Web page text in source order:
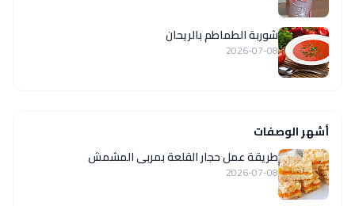
شوربة الطماطم بالريحان
2026-07-08
أشهر الوصفات
طريقة عمل حجار القلعة بمربى المشمش
2026-07-08